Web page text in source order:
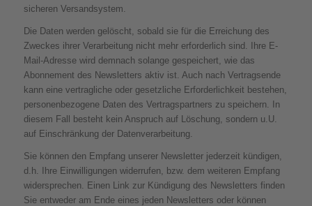
sicheren Versandsystem.
Die Daten werden gelöscht, sobald sie für die Erreichung des
Zweckes ihrer Verarbeitung nicht mehr erforderlich sind. Ihre E-
Mail-Adresse wird demnach solange gespeichert, wie das
Abonnement des Newsletters aktiv ist. Auch nach Vertragsende
kann eine vertragliche oder gesetzliche Erforderlichkeit bestehen,
personenbezogene Daten des Vertragspartners zu speichern. In
diesem Fall besteht kein Anspruch auf Löschung, sondern u.U.
auf Einschränkung der Datenverarbeitung.
Sie können den Empfang unserer Newsletter jederzeit kündigen,
d.h. Ihre Einwilligungen widerrufen, bzw. dem weiteren Empfang
widersprechen. Einen Link zur Kündigung des Newsletters finden
Sie entweder am Ende eines jeden Newsletters oder können